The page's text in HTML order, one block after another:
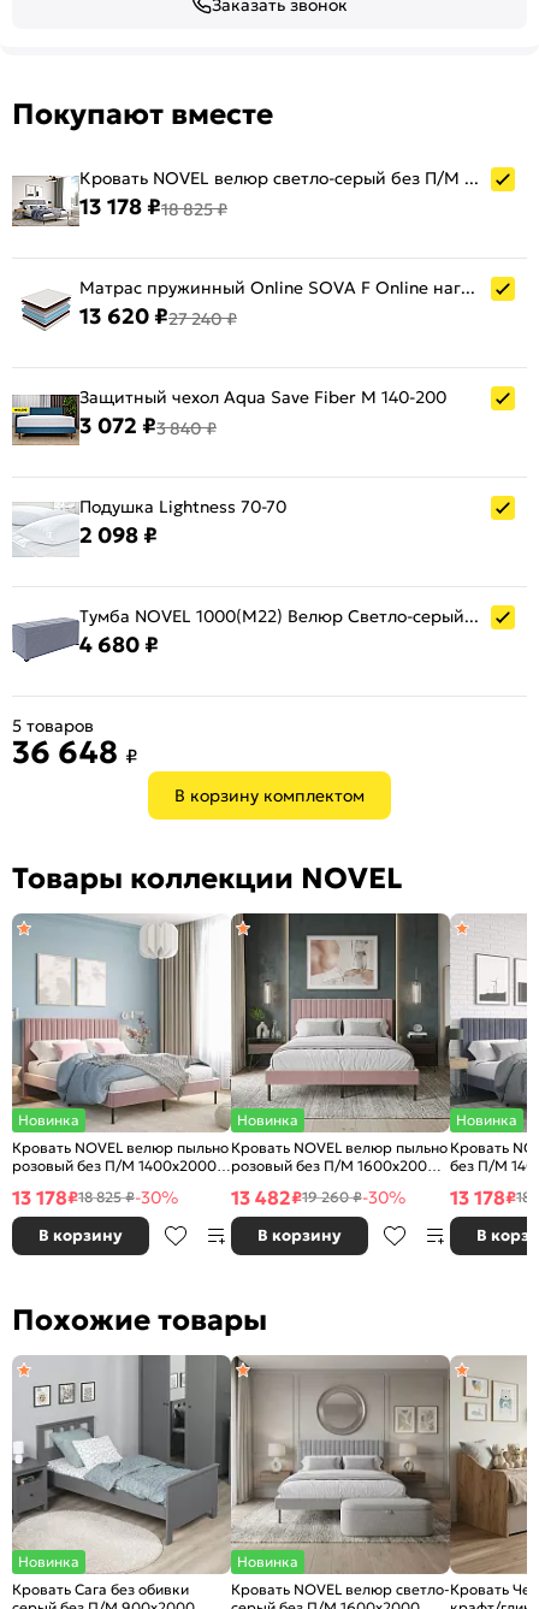
Заказать звонок
Покупают вместе
Кровать NOVEL велюр светло-серый без П/М 1400x2000, ортопедическое основание, изголовье мягкое
13 178 ₽18 825 ₽
Матрас пружинный Online SOVA F Online нагрузка до 115 кг 1400x2000
13 620 ₽27 240 ₽
Защитный чехол Aqua Save Fiber M 140-200
3 072 ₽3 840 ₽
Подушка Lightness 70-70
2 098 ₽
Тумба NOVEL 1000(М22) Велюр Светло-серый (НЕО 24)
4 680 ₽
В корзину комплектом
5 товаров
36 648 ₽
Товары коллекции NOVEL
Новинка
Кровать NOVEL велюр пыльно
розовый без П/М 1400x2000,
изголовье мягкое
13 178₽18 825 ₽-30%
В корзину
Новинка
Кровать NOVEL велюр пыльно
розовый без П/М 1600x2000,
изголовье мягкое
13 482₽19 260 ₽-30%
В корзину
Новинка
Кровать
без П/М
изголовье
13 178₽18
В
Похожие товары
Новинка
Кровать Сага без обивки
Новинка
Кровать NOVEL велюр светло-Кровать